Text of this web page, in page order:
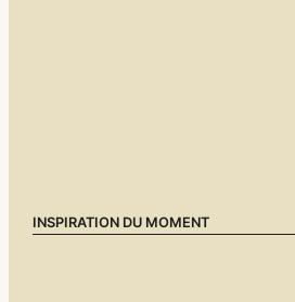
INSPIRATION DU MOMENT